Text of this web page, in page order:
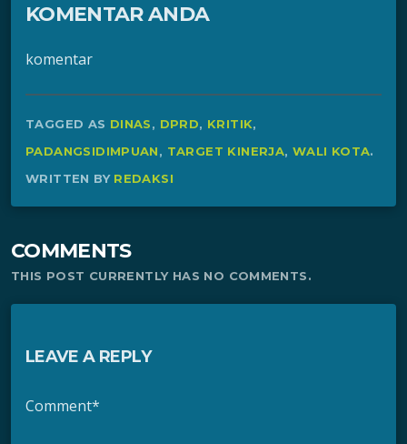
KOMENTAR ANDA
komentar
TAGGED AS DINAS, DPRD, KRITIK,
PADANGSIDIMPUAN, TARGET KINERJA, WALI KOTA.
WRITTEN BY REDAKSI
COMMENTS
THIS POST CURRENTLY HAS NO COMMENTS.
LEAVE A REPLY
Comment*